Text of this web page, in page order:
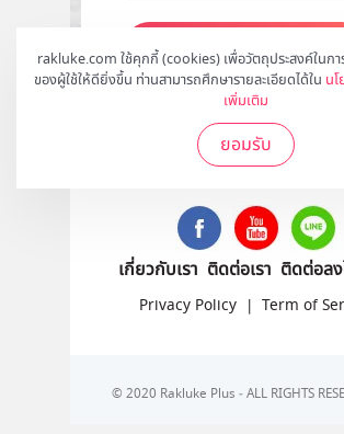
rakluke.com ใช้คุกกี้ (cookies) เพื่อวัตถุประสงค์ในก
ของผู้ใช้ให้ดียิ่งขึ้น ท่านสามารถศึกษารายละเอียดได้ใน น
เพิ่มเติม
ยอมรับ
สมัคร
ติดตามเราได้ที่
เกี่ยวกับเรา ติดต่อเรา ติดต่อล
Privacy Policy | Term of
© 2020 Rakluke Plus - ALL RIGHTS